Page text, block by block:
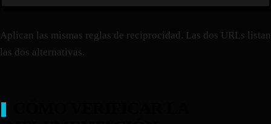
Aplican las mismas reglas de reciprocidad. Las dos URLs listan
las dos alternativas.